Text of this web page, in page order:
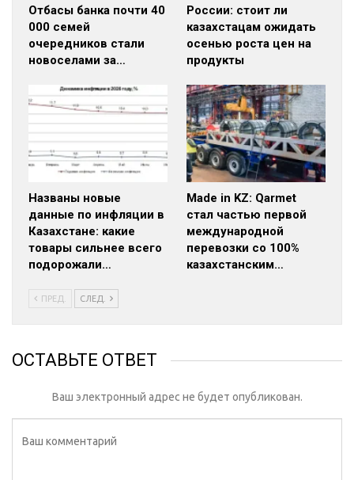
Отбасы банка почти 40
000 семей
очередников стали
новоселами за…
России: стоит ли
казахстацам ожидать
осенью роста цен на
продукты
Названы новые
данные по инфляции в
Казахстане: какие
товары сильнее всего
подорожали…
Made in KZ: Qarmet
стал частью первой
международной
перевозки со 100%
казахстанским…
ПРЕД. СЛЕД.
ОСТАВЬТЕ ОТВЕТ
Ваш электронный адрес не будет опубликован.